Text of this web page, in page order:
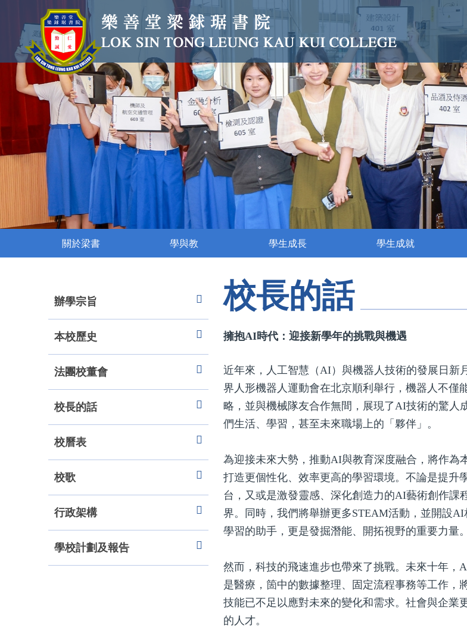
關於梁書 學與教 學生成長 學生成就
辦學宗旨
本校歷史
法團校董會
校長的話
校曆表
校歌
行政架構
學校計劃及報告
校長的話
擁抱AI時代：迎接新學年的挑戰與機遇
近年來，人工智慧（AI）與機器人技術的發展日新
界人形機器人運動會在北京順利舉行，機器人不
略，並與機械隊友合作無間，展現了AI技術的驚
們生活、學習，甚至未來職場上的「夥伴」。
為迎接未來大勢，推動AI與教育深度融合，將作為
打造更個性化、效率更高的學習環境。不論是提
台，又或是激發靈感、深化創造力的AI藝術創作
界。同時，我們將舉辦更多STEAM活動，並開設
學習的助手，更是發掘潛能、開拓視野的重要力量。
然而，科技的飛速進步也帶來了挑戰。未來十年
是醫療，箇中的數據整理、固定流程事務等工作，
技能已不足以應對未來的變化和需求。社會與企業
的人才。